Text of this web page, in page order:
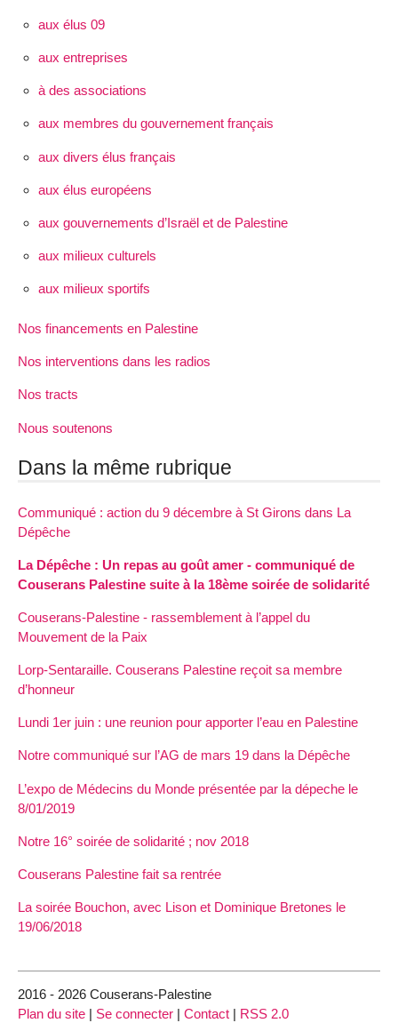
aux élus 09
aux entreprises
à des associations
aux membres du gouvernement français
aux divers élus français
aux élus européens
aux gouvernements d’Israël et de Palestine
aux milieux culturels
aux milieux sportifs
Nos financements en Palestine
Nos interventions dans les radios
Nos tracts
Nous soutenons
Dans la même rubrique
Communiqué : action du 9 décembre à St Girons dans La
Dépêche
La Dépêche : Un repas au goût amer - communiqué de
Couserans Palestine suite à la 18ème soirée de solidarité
Couserans-Palestine - rassemblement à l’appel du
Mouvement de la Paix
Lorp-Sentaraille. Couserans Palestine reçoit sa membre
d’honneur
Lundi 1er juin : une reunion pour apporter l’eau en Palestine
Notre communiqué sur l’AG de mars 19 dans la Dépêche
L’expo de Médecins du Monde présentée par la dépeche le
8/01/2019
Notre 16° soirée de solidarité ; nov 2018
Couserans Palestine fait sa rentrée
La soirée Bouchon, avec Lison et Dominique Bretones le
19/06/2018
2016 - 2026 Couserans-Palestine
Plan du site | Se connecter | Contact | RSS 2.0